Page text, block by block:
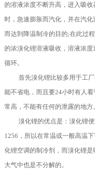
的溶液浓度不断升高，进入吸
时，急速膨胀而汽化，并在汽
而达到降温制冷的目的;在此过
的浓溴化锂溶液吸收，溶液浓
循环。
首先溴化锂比较多用于工
能不省电，而且要24小时有人
常高，不能有任何的泄露的地方
溴化锂的优点是：溴化锂
1256，所以在常温或一般高温
化锂空调的制冷剂，而溴化锂
大气中也是不分解的。